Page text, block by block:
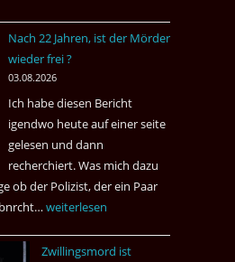
Nach 22 Jahren, ist der Mörder
wieder frei ?
03.08.2026
Ich habe diesen Bericht
igendwo heute auf einer seite
gelesen und dann
recherchiert. Was mich dazu
ob der Polizist, der ein Paar
Nach
Jahren,
weiterlesen
Zwillingsmord ist